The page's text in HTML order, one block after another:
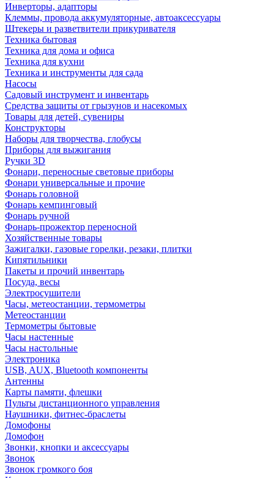
Инверторы, адапторы
Клеммы, провода аккумуляторные, автоаксессуары
Штекеры и разветвители прикуривателя
Техника бытовая
Техника для дома и офиса
Техника для кухни
Техника и инструменты для сада
Насосы
Садовый инструмент и инвентарь
Средства защиты от грызунов и насекомых
Товары для детей, сувениры
Конструкторы
Наборы для творчества, глобусы
Приборы для выжигания
Ручки 3D
Фонари, переносные световые приборы
Фонари универсальные и прочие
Фонарь головной
Фонарь кемпинговый
Фонарь ручной
Фонарь-прожектор переносной
Хозяйственные товары
Зажигалки, газовые горелки, резаки, плитки
Кипятильники
Пакеты и прочий инвентарь
Посуда, весы
Электросушители
Часы, метеостанции, термометры
Метеостанции
Термометры бытовые
Часы настенные
Часы настольные
Электроника
USB, AUX, Bluetooth компоненты
Антенны
Карты памяти, флешки
Пульты дистанционного управления
Наушники, фитнес-браслеты
Домофоны
Домофон
Звонки, кнопки и аксессуары
Звонок
Звонок громкого боя